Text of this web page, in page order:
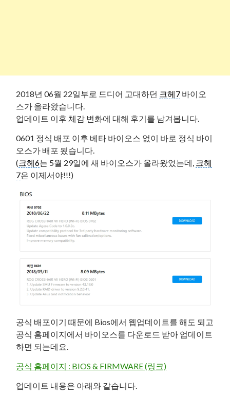
2018년 06월 22일부로 드디어 고대하던 크헤7 바이오
스가 올라왔습니다.
업데이트 이후 체감 변화에 대해 후기를 남겨봅니다.
0601 정식 배포 이후 베타 바이오스 없이 바로 정식 바이
오스가 배포 됬습니다.
(크헤6는 5월 29일에 새 바이오스가 올라왔었는데, 크헤
7은 이제서야!!!)
공식 배포이기 때문에 Bios에서 웹업데이트를 해도 되고
공식 홈페이지에서 바이오스를 다운로드 받아 업데이트
하면 되는데요.
공식 홈페이지 : BIOS & FIRMWARE (링크)
업데이트 내용은 아래와 같습니다.